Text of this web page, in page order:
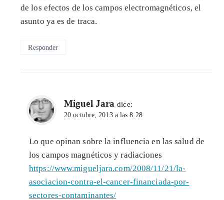
de los efectos de los campos electromagnéticos, el
asunto ya es de traca.
Responder
Miguel Jara dice:
20 octubre, 2013 a las 8:28
Lo que opinan sobre la influencia en las salud de
los campos magnéticos y radiaciones
https://www.migueljara.com/2008/11/21/la-
asociacion-contra-el-cancer-financiada-por-
sectores-contaminantes/